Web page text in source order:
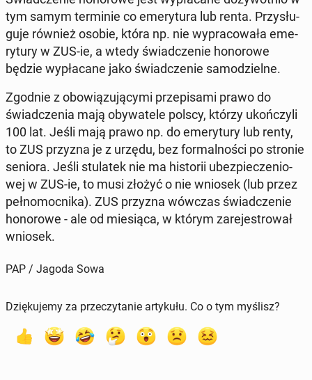
tym samym ter­mi­nie co eme­ry­tu­ra lub renta. Przy­słu­
gu­je również osobie, która np. nie wy­pra­co­wa­ła eme­
ry­tu­ry w ZUS-ie, a wtedy świad­cze­nie ho­no­ro­we
będzie wy­pła­ca­ne jako świad­cze­nie sa­mo­dziel­ne.
Zgodnie z obo­wią­zu­ją­cy­mi prze­pi­sa­mi prawo do
świad­cze­nia mają oby­wa­te­le polscy, którzy ukoń­czy­li
100 lat. Jeśli mają prawo np. do eme­ry­tu­ry lub renty,
to ZUS przyzna je z urzędu, bez for­mal­no­ści po stronie
seniora. Jeśli stu­la­tek nie ma hi­sto­rii ubez­pie­cze­nio­
wej w ZUS-ie, to musi złożyć o nie wniosek (lub przez
peł­no­moc­ni­ka). ZUS przyzna wówczas świad­cze­nie
ho­no­ro­we - ale od mie­sią­ca, w którym za­re­je­stro­wał
wniosek.
PAP / Jagoda Sowa
Dziękujemy za przeczytanie artykułu. Co o tym myślisz?